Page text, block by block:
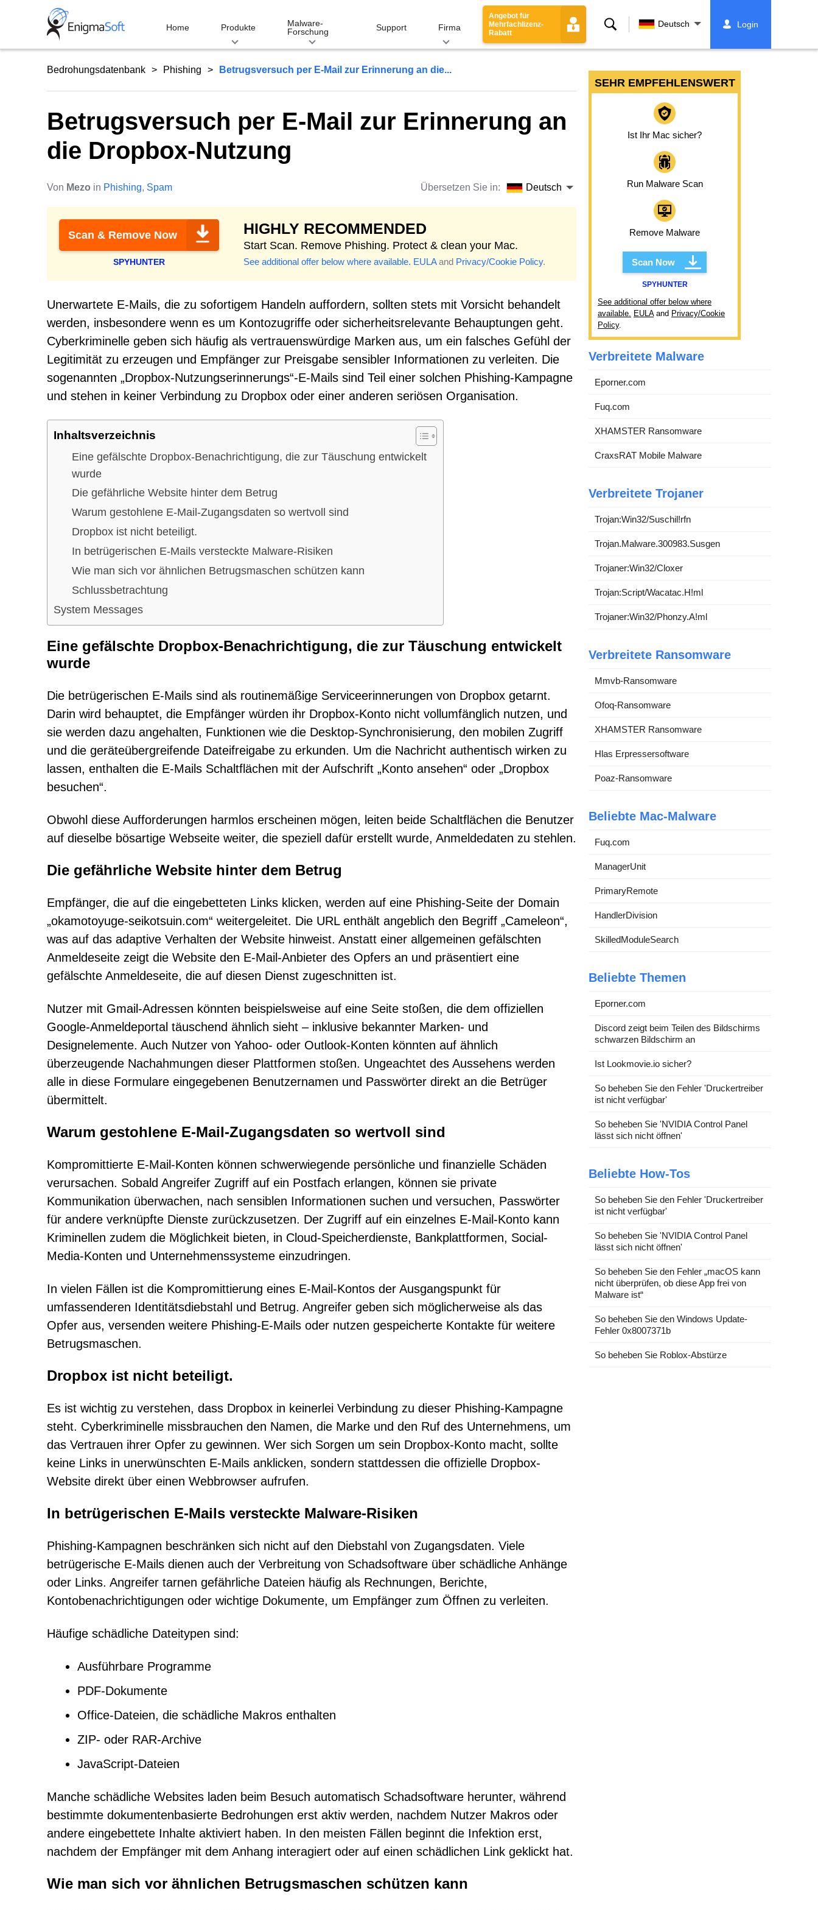
Home Produkte
Malware-
Forschung
Support Firma
Angebot für
Mehrfachlizenz-
Rabatt
Suche Deutsch Login
Bedrohungsdatenbank Phishing Betrugsversuch per E-Mail zur Erinnerung an die...
Betrugsversuch per E-Mail zur Erinnerung an
die Dropbox-Nutzung
Von Mezo in Phishing, Spam Übersetzen Sie in: Deutsch
Scan & Remove Now
SPYHUNTER
HIGHLY RECOMMENDED
Start Scan. Remove Phishing. Protect & clean your Mac.
See additional offer below where available. EULAand Privacy/Cookie Policy.
Unerwartete E-Mails, die zu sofortigem Handeln auffordern, sollten stets mit Vorsicht behandelt
werden, insbesondere wenn es um Kontozugriffe oder sicherheitsrelevante Behauptungen geht.
Cyberkriminelle geben sich häufig als vertrauenswürdige Marken aus, um ein falsches Gefühl der
Legitimität zu erzeugen und Empfänger zur Preisgabe sensibler Informationen zu verleiten. Die
sogenannten „Dropbox-Nutzungserinnerungs“-E-Mails sind Teil einer solchen Phishing-Kampagne
und stehen in keiner Verbindung zu Dropbox oder einer anderen seriösen Organisation.
Inhaltsverzeichnis
Eine gefälschte Dropbox-Benachrichtigung, die zur Täuschung entwickelt
wurde
Die gefährliche Website hinter dem Betrug
Warum gestohlene E-Mail-Zugangsdaten so wertvoll sind
Dropbox ist nicht beteiligt.
In betrügerischen E-Mails versteckte Malware-Risiken
Wie man sich vor ähnlichen Betrugsmaschen schützen kann
Schlussbetrachtung
System Messages
Eine gefälschte Dropbox-Benachrichtigung, die zur Täuschung entwickelt
wurde
Die betrügerischen E-Mails sind als routinemäßige Serviceerinnerungen von Dropbox getarnt.
Darin wird behauptet, die Empfänger würden ihr Dropbox-Konto nicht vollumfänglich nutzen, und
sie werden dazu angehalten, Funktionen wie die Desktop-Synchronisierung, den mobilen Zugriff
und die geräteübergreifende Dateifreigabe zu erkunden. Um die Nachricht authentisch wirken zu
lassen, enthalten die E-Mails Schaltflächen mit der Aufschrift „Konto ansehen“ oder „Dropbox
besuchen“.
Obwohl diese Aufforderungen harmlos erscheinen mögen, leiten beide Schaltflächen die Benutzer
auf dieselbe bösartige Webseite weiter, die speziell dafür erstellt wurde, Anmeldedaten zu stehlen.
Die gefährliche Website hinter dem Betrug
Empfänger, die auf die eingebetteten Links klicken, werden auf eine Phishing-Seite der Domain
„okamotoyuge-seikotsuin.com“ weitergeleitet. Die URL enthält angeblich den Begriff „Cameleon“,
was auf das adaptive Verhalten der Website hinweist. Anstatt einer allgemeinen gefälschten
Anmeldeseite zeigt die Website den E-Mail-Anbieter des Opfers an und präsentiert eine
gefälschte Anmeldeseite, die auf diesen Dienst zugeschnitten ist.
Nutzer mit Gmail-Adressen könnten beispielsweise auf eine Seite stoßen, die dem offiziellen
Google-Anmeldeportal täuschend ähnlich sieht – inklusive bekannter Marken- und
Designelemente. Auch Nutzer von Yahoo- oder Outlook-Konten könnten auf ähnlich
überzeugende Nachahmungen dieser Plattformen stoßen. Ungeachtet des Aussehens werden
alle in diese Formulare eingegebenen Benutzernamen und Passwörter direkt an die Betrüger
übermittelt.
Warum gestohlene E-Mail-Zugangsdaten so wertvoll sind
Kompromittierte E-Mail-Konten können schwerwiegende persönliche und finanzielle Schäden
verursachen. Sobald Angreifer Zugriff auf ein Postfach erlangen, können sie private
Kommunikation überwachen, nach sensiblen Informationen suchen und versuchen, Passwörter
für andere verknüpfte Dienste zurückzusetzen. Der Zugriff auf ein einzelnes E-Mail-Konto kann
Kriminellen zudem die Möglichkeit bieten, in Cloud-Speicherdienste, Bankplattformen, Social-
Media-Konten und Unternehmenssysteme einzudringen.
In vielen Fällen ist die Kompromittierung eines E-Mail-Kontos der Ausgangspunkt für
umfassenderen Identitätsdiebstahl und Betrug. Angreifer geben sich möglicherweise als das
Opfer aus, versenden weitere Phishing-E-Mails oder nutzen gespeicherte Kontakte für weitere
Betrugsmaschen.
Dropbox ist nicht beteiligt.
Es ist wichtig zu verstehen, dass Dropbox in keinerlei Verbindung zu dieser Phishing-Kampagne
steht. Cyberkriminelle missbrauchen den Namen, die Marke und den Ruf des Unternehmens, um
das Vertrauen ihrer Opfer zu gewinnen. Wer sich Sorgen um sein Dropbox-Konto macht, sollte
keine Links in unerwünschten E-Mails anklicken, sondern stattdessen die offizielle Dropbox-
Website direkt über einen Webbrowser aufrufen.
In betrügerischen E-Mails versteckte Malware-Risiken
Phishing-Kampagnen beschränken sich nicht auf den Diebstahl von Zugangsdaten. Viele
betrügerische E-Mails dienen auch der Verbreitung von Schadsoftware über schädliche Anhänge
oder Links. Angreifer tarnen gefährliche Dateien häufig als Rechnungen, Berichte,
Kontobenachrichtigungen oder wichtige Dokumente, um Empfänger zum Öffnen zu verleiten.
Häufige schädliche Dateitypen sind:
Ausführbare Programme
PDF-Dokumente
Office-Dateien, die schädliche Makros enthalten
ZIP- oder RAR-Archive
JavaScript-Dateien
Manche schädliche Websites laden beim Besuch automatisch Schadsoftware herunter, während
bestimmte dokumentenbasierte Bedrohungen erst aktiv werden, nachdem Nutzer Makros oder
andere eingebettete Inhalte aktiviert haben. In den meisten Fällen beginnt die Infektion erst,
nachdem der Empfänger mit dem Anhang interagiert oder auf einen schädlichen Link geklickt hat.
Wie man sich vor ähnlichen Betrugsmaschen schützen kann
SEHR EMPFEHLENSWERT
Ist Ihr Mac sicher?
Run Malware Scan
Remove Malware
Scan Now
SPYHUNTER
See additional offer below where
available. EULAand Privacy/Cookie
Policy.
Verbreitete Malware
Eporner.com
Fuq.com
XHAMSTER Ransomware
CraxsRAT Mobile Malware
Verbreitete Trojaner
Trojan:Win32/Suschil!rfn
Trojan.Malware.300983.Susgen
Trojaner:Win32/Cloxer
Trojan:Script/Wacatac.H!ml
Trojaner:Win32/Phonzy.A!ml
Verbreitete Ransomware
Mmvb-Ransomware
Ofoq-Ransomware
XHAMSTER Ransomware
Hlas Erpressersoftware
Poaz-Ransomware
Beliebte Mac-Malware
Fuq.com
ManagerUnit
PrimaryRemote
HandlerDivision
SkilledModuleSearch
Beliebte Themen
Eporner.com
Discord zeigt beim Teilen des Bildschirms
schwarzen Bildschirm an
Ist Lookmovie.io sicher?
So beheben Sie den Fehler 'Druckertreiber
ist nicht verfügbar'
So beheben Sie 'NVIDIA Control Panel
lässt sich nicht öffnen'
Beliebte How-Tos
So beheben Sie den Fehler 'Druckertreiber
ist nicht verfügbar'
So beheben Sie 'NVIDIA Control Panel
lässt sich nicht öffnen'
So beheben Sie den Fehler „macOS kann
nicht überprüfen, ob diese App frei von
Malware ist“
So beheben Sie den Windows Update-
Fehler 0x8007371b
So beheben Sie Roblox-Abstürze